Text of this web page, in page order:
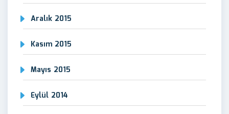
Aralık 2015
Kasım 2015
Mayıs 2015
Eylül 2014